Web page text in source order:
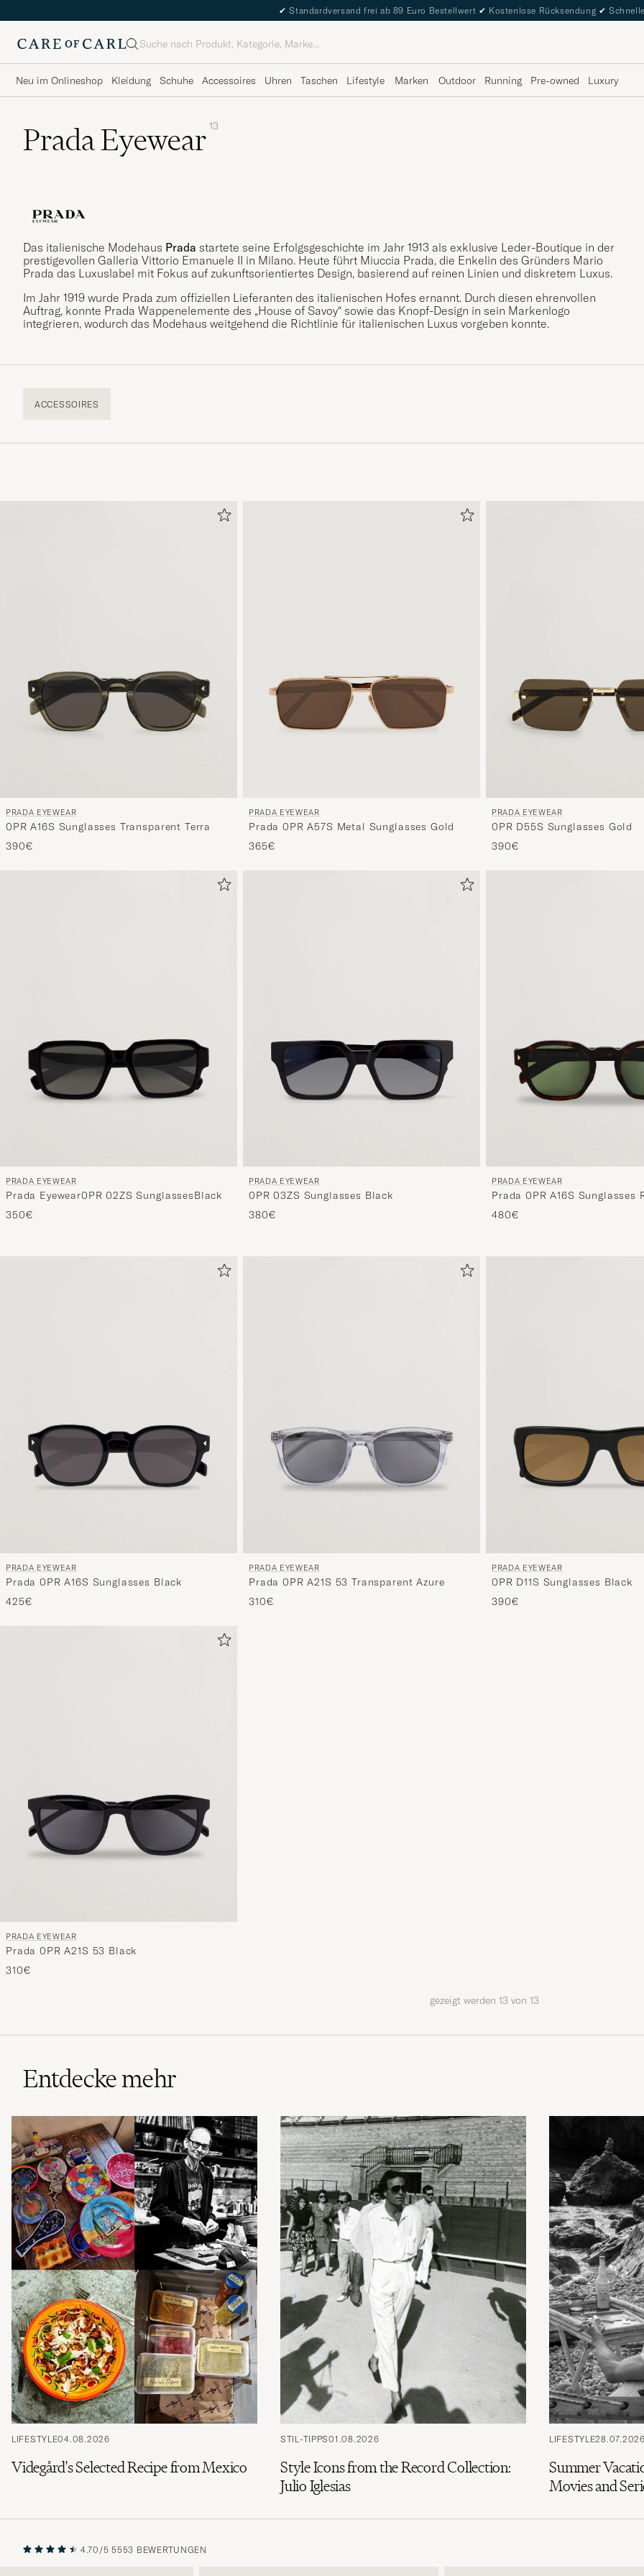
✔ Standardversand frei ab 89 Euro Bestellwert ✔ Kostenlose Rücksendung ✔
Suche
Neu im Onlineshop Kleidung Schuhe Accessoires Uhren Taschen Lifestyle Marken Outdoor Running Pre-owned Luxury
Prada Eyewear 13
Das italienische Modehaus Prada startete seine Erfolgsgeschichte im Jahr 1913 als exklusive Leder-Boutique in der
prestigevollen Galleria Vittorio Emanuele II in Milano. Heute führt Miuccia Prada, die Enkelin des Gründers Mario
Prada das Luxuslabel mit Fokus auf zukunftsorientiertes Design, basierend auf reinen Linien und diskretem Luxus.
Im Jahr 1919 wurde Prada zum offiziellen Lieferanten des italienischen Hofes ernannt. Durch diesen ehrenvollen
Auftrag, konnte Prada Wappenelemente des „House of Savoy“ sowie das Knopf-Design in sein Markenlogo
integrieren, wodurch das Modehaus weitgehend die Richtlinie für italienischen Luxus vorgeben konnte.
ACCESSOIRES
PRADA EYEWEAR
0PR A16S Sunglasses Transparent Terra
390€
PRADA EYEWEAR
Prada 0PR A57S Metal Sunglasses Gold
365€
PRADA EYEWEAR
0PR D55S Sunglasses Gold
390€
PRADA EYEWEAR
Prada Eyewear0PR 02ZS SunglassesBlack
350€
PRADA EYEWEAR
0PR 03ZS Sunglasses Black
380€
PRADA EYEWEAR
Prada 0PR A16S Sunglasses
Tortoise
480€
PRADA EYEWEAR
Prada 0PR A16S Sunglasses Black
425€
PRADA EYEWEAR
Prada 0PR A21S 53 Transparent Azure
310€
PRADA EYEWEAR
0PR D11S Sunglasses Black
390€
PRADA EYEWEAR
Prada 0PR A21S 53 Black
310€
gezeigt werden 13 von 13
Entdecke mehr
LIFESTYLE04.08.2026
Videgård's Selected Recipe from Mexico
STIL-TIPPS01.08.2026
Style Icons from the Record Collection:
Julio Iglesias
LIFESTYLE28.07.2026
Summer
Movies and
4.70/5 5553 BEWERTUNGEN